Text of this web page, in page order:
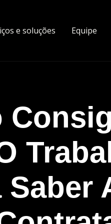
e soluções Equipe
Saber